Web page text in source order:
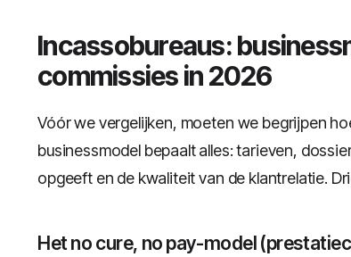
Incassobureaus:
commissies in 2026
Vóór we vergelijken, moeten we begrijpen
businessmodel bepaalt alles: tarieven,
opgeeft en de kwaliteit van de klantrelatie.
Het no cure, no pay-model